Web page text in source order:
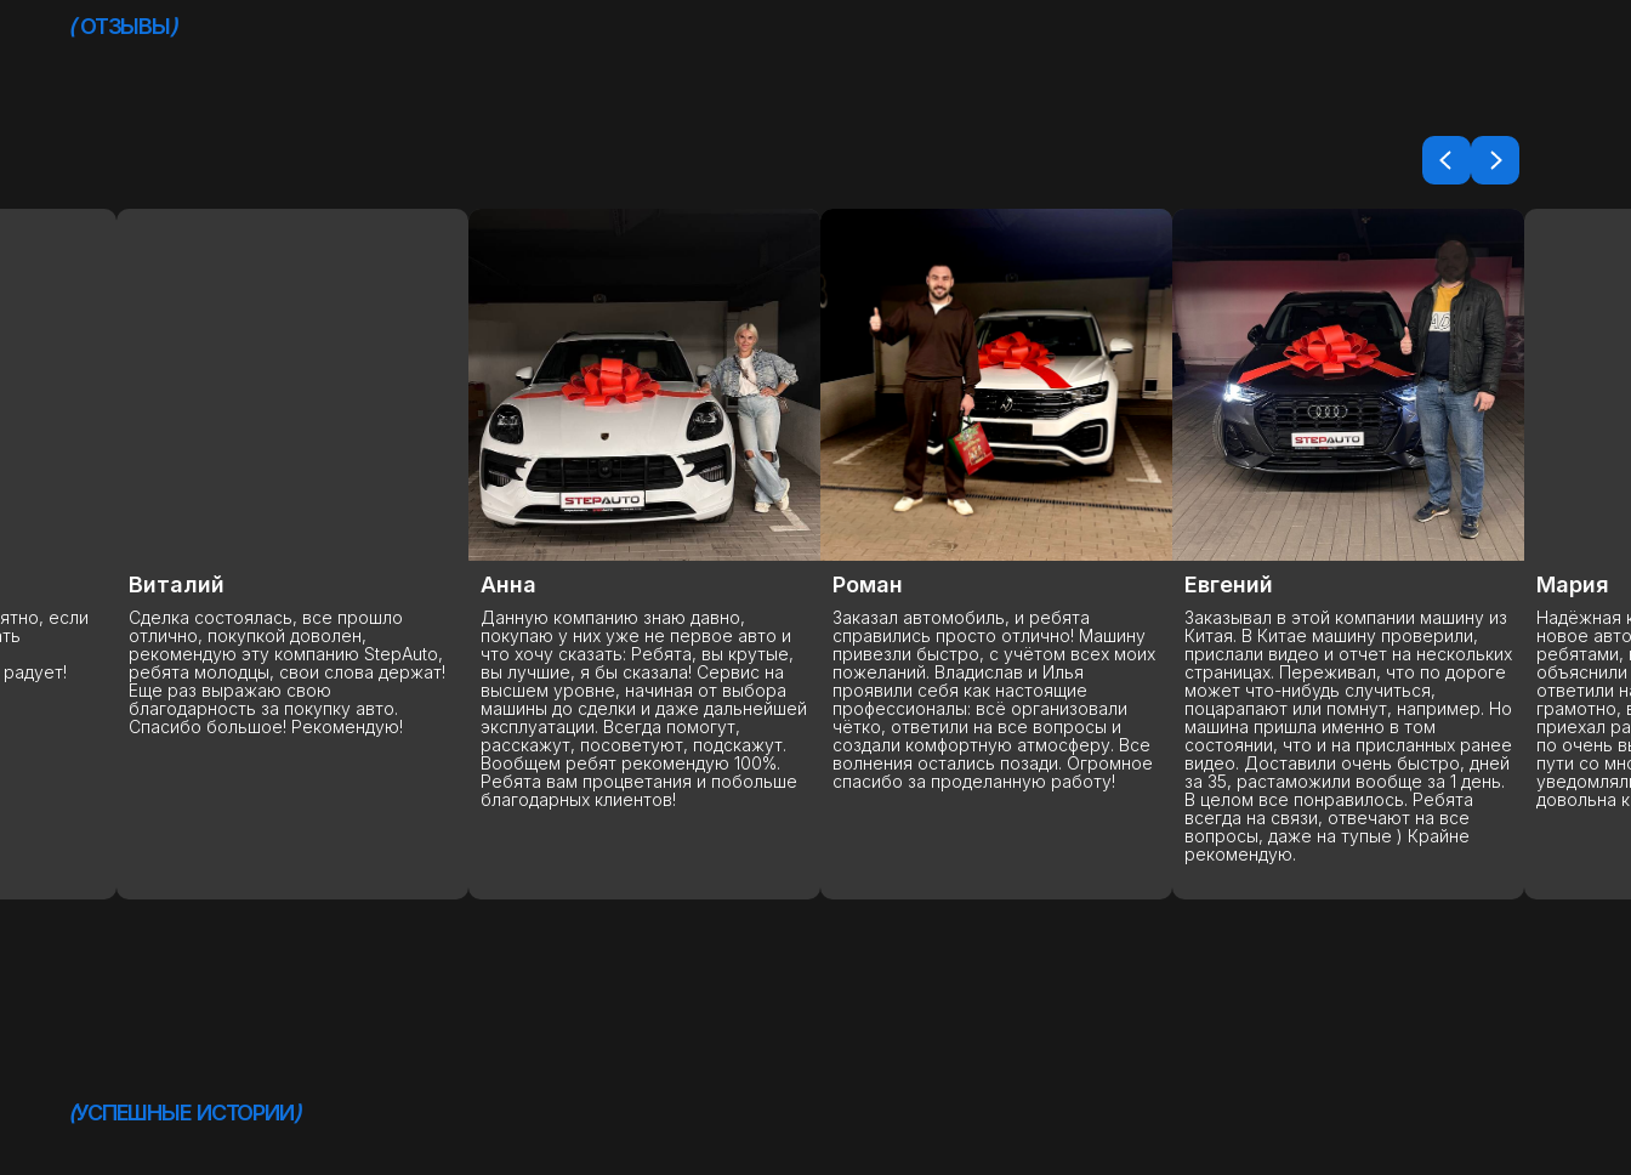
если
Виталий
Сделка состоялась, все прошло
отлично, покупкой доволен,
рекомендую эту компанию StepAuto,
ребята молодцы, свои слова держат!
Еще раз выражаю свою
благодарность за покупку авто.
Спасибо большое! Рекомендую!
Анна
Данную компанию знаю давно,
покупаю у них уже не первое авто и
что хочу сказать: Ребята, вы крутые,
вы лучшие, я бы сказала! Сервис на
высшем уровне, начиная от выбора
машины до сделки и даже дальнейшей
эксплуатации. Всегда помогут,
расскажут, посоветуют, подскажут.
Вообщем ребят рекомендую 100%.
Ребята вам процветания и побольше
благодарных клиентов!
Роман
Заказал автомобиль, и ребята
справились просто отлично! Машину
привезли быстро, с учётом всех моих
пожеланий. Владислав и Илья
проявили себя как настоящие
профессионалы: всё организовали
чётко, ответили на все вопросы и
создали комфортную атмосферу. Все
волнения остались позади. Огромное
спасибо за проделанную работу!
Евгений
Заказывал в этой компании машину из
Китая. В Китае машину проверили,
прислали видео и отчет на нескольких
страницах. Переживал, что по дороге
может что-нибудь случиться,
поцарапают или помнут, например. Но
машина пришла именно в том
состоянии, что и на присланных ранее
видео. Доставили очень быстро, дней
за 35, растаможили вообще за 1 день.
В целом все понравилось. Ребята
всегда на связи, отвечают на все
вопросы, даже на тупые ) Крайне
рекомендую.
Мария
Надёжная
новое
ребятами,
объяснили
ответили
грамотно,
приехал
по очень
пути со
довольна